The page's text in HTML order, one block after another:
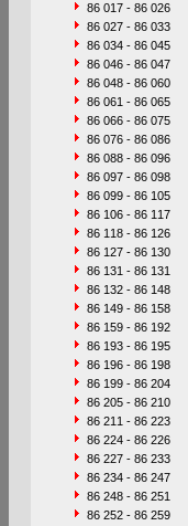
86 017 - 86 026
86 027 - 86 033
86 034 - 86 045
86 046 - 86 047
86 048 - 86 060
86 061 - 86 065
86 066 - 86 075
86 076 - 86 086
86 088 - 86 096
86 097 - 86 098
86 099 - 86 105
86 106 - 86 117
86 118 - 86 126
86 127 - 86 130
86 131 - 86 131
86 132 - 86 148
86 149 - 86 158
86 159 - 86 192
86 193 - 86 195
86 196 - 86 198
86 199 - 86 204
86 205 - 86 210
86 211 - 86 223
86 224 - 86 226
86 227 - 86 233
86 234 - 86 247
86 248 - 86 251
86 252 - 86 259